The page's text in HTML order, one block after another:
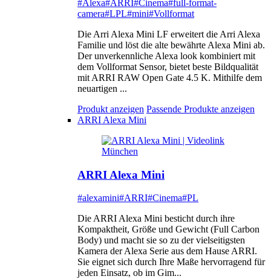
#Alexa#ARRI#Cinema#full-format-
camera#LPL#mini#Vollformat
Die Arri Alexa Mini LF erweitert die Arri Alexa
Familie und löst die alte bewährte Alexa Mini ab.
Der unverkennliche Alexa look kombiniert mit
dem Vollformat Sensor, bietet beste Bildqualität
mit ARRI RAW Open Gate 4.5 K. Mithilfe dem
neuartigen ...
Produkt anzeigen Passende Produkte anzeigen
ARRI Alexa Mini
ARRI Alexa Mini
#alexamini#ARRI#Cinema#PL
Die ARRI Alexa Mini besticht durch ihre
Kompaktheit, Größe und Gewicht (Full Carbon
Body) und macht sie so zu der vielseitigsten
Kamera der Alexa Serie aus dem Hause ARRI.
Sie eignet sich durch Ihre Maße hervorragend für
jeden Einsatz, ob im Gim...